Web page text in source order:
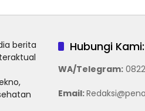
Hubungi Kami:
WA/Telegram:
Email: